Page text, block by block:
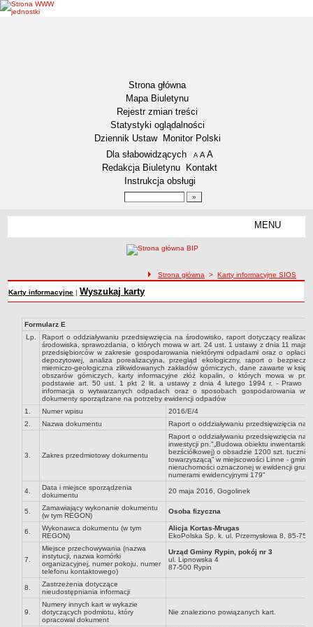
Strona główna
Mapa Biuletynu
Rejestr zmian treści
Statystyki oglądalności
Dziennik Ustaw
Monitor Polski
Menu dodatkowe
Dla słabowidzących A pomniejsz czcionkę
A standardowy rozmiar czcionki
A
Redakcja Biuletynu
Kontakt
Instrukcja obsługi
MENU
Lokalizacja
Dane statystyczne
Zadania publiczne
Związki i stowarzyszenia
Realizacja zadań publicznych
Rejestr zbiorów danych osobowych
Rejestr instytucji kultury
AKTUALNOŚCI I OGŁOSZENIA
Dane teleadresowe
Tabela informacyjna
Czas pracy urzędu
Nr konta bankowego, NIP, REGON
Pracownicy urzędu - urząd gminy
Pracownicy urzędu - baza magazynowo - warsztatowa
Kompetencje referatów
Regulamin organizacyjny
ścieżka nawigacji
Strona główna >Karty informacyjne SIOS
Karty informacyjne |Wyszukaj karty
Formularz E
Lp.
Raport o oddziaływaniu przedsięwzięcia na środowisko, raport dotyczący
środowiska, sprawozdania, o których mowa w art. 24 ust. 1 ustawy z dnia 11 maja
przedsiębiorców w zakresie gospodarowania niektórymi odpadami oraz o opłacie
depozytowej, analiza porealizacyjna, przegląd ekologiczny, raport o
mierniczo-geologiczna zlikwidowanych zakładów górniczych, dane zawarte w
obszarów górniczych, karty informacyjne złóż kopalin, o których mowa w
podstawie art. 50 ust. 1 pkt 2 lit. a ustawy z dnia 4 lutego 1994 r. - Prawo
informacja o wytwarzanych odpadach oraz o sposobach gospodarowania
dokumenty sporządzane na potrzeby ewidencji odpadów
1.
Numer wpisu
2016/E/4
2.
Nazwa dokumentu Raport o oddziaływaniu przedsięwzięcia na
3. Zakres przedmiotowy dokumentu
Raport o oddziaływaniu przedsięwzięcia na
inwestycji pn."„Budowa obiektu
bezściółkowej) o obsadzie 1200 szt.
towarzyszącą” w miejscowości Linne - gmina
nieruchomości oznaczonej w ewidencji
numerami ewidencyjnymi 179"
4.
Data i miejsce sporządzenia
dokumentu
20 maja 2016, Gogolinek
5.
Zamawiający wykonanie dokumentu
(w tym REGON)
Osoba fizyczna
6.
Wykonawca dokumentu (w tym
REGON)
Alicja Kortas-Mrugas
EkoPolska Sp. k. ul. Przemysłowa 8, 85-
7.
Miejsce przechowywania (nazwa
instytucji, nazwa komórki
organizacyjnej, numer pokoju, numer
telefonu kontaktowego)
Urząd Gminy Rypin, pokój nr 3
ul. Lipnowska 4
87-500 Rypin
8.
Zastrzeżenia dotyczące
nieudostępniania informacji
9.
Numery innych kart w wykazie
dotyczących podmiotu, który
opracował dokument
Nie znaleziono powiązanych kart.